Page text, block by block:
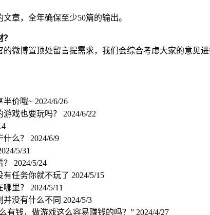
章，全年确保至少50篇的输出。
微博置顶处留言提需求，我们会综合考虑大家的意见进
半价哦~ 2024/6/26
游戏也要玩吗？ 2024/6/22
什么？ 2024/6/9
5/31
？ 2024/5/24
有任务你就不玩了 2024/5/15
哪里？ 2024/5/11
并没有什么不同 2024/5/3
有钱，做游戏这么容易赚钱的吗？” 2024/4/27